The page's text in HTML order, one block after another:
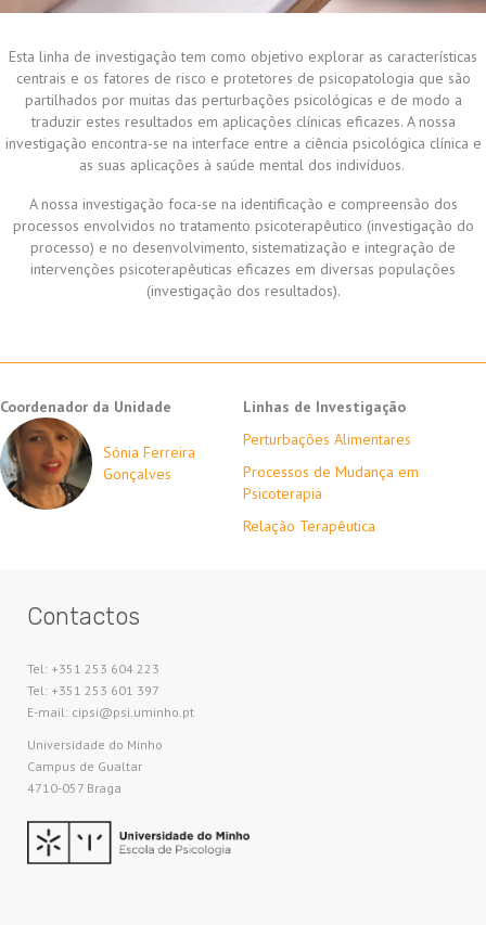
Esta linha de investigação tem como objetivo explorar as características
centrais e os fatores de risco e protetores de psicopatologia que são
partilhados por muitas das perturbações psicológicas e de modo a
traduzir estes resultados em aplicações clínicas eficazes. A nossa
investigação encontra-se​ na interface entre a ciência psicológica clínica e
as suas aplicações à saúde mental dos indivíduos. ​
A nossa investigação foca-se na identificação e compreensão dos
processos envolvidos no tratamento psicoterapêutico (investigação do
processo) e no desenvolvimento, sistematização e integração de
intervenções psicoterapêuticas eficazes em diversas populações
(investigação dos resultados).
Coordenador da Unidade
Sónia Ferreira
Gonçalves
Linhas de Investigação
Perturbações Alimentares
Processos de Mudança em
Psicoterapia
Relação Terapêutica
Contactos
Tel: +351 253 604 223
Tel: +351 253 601 397
E-mail: cipsi@psi.uminho.pt
Universidade do Minho​
Campus de Gualtar
4710-057 Braga